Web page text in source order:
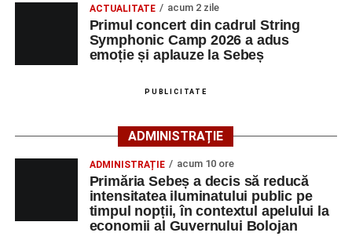
Adaugă-ne ca sursă preferată
Urmărește-ne pe Google News
Primăria Sebeș a decis să reducă intensitatea
iluminatului public pe timpul nopții, în contextul
apelului la economii al Guvernului Bolojan
Duminică, 23 august 2026, Râpa Roșie găzduiește
cea de-a III-a ediție a concursului „CicloAventurier
participă, timp de o săptămână, la cursuri de
perfecționare, repetiții și activități artistice desfășurate sub
îndrumarea unor profesori și mentori.
ACTUALITATE acum 2 zile
Primul concert din cadrul String
Symphonic Camp 2026 a adus
emoție și aplauze la Sebeș
PUBLICITATE
ADMINISTRAȚIE
ADMINISTRAȚIE acum 10 ore
Primăria Sebeș a decis să reducă
intensitatea iluminatului public pe
timpul nopții, în contextul apelului la
economii al Guvernului Bolojan